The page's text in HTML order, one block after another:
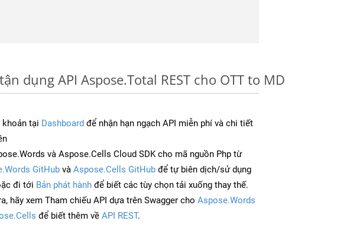
dụng API Aspose.Total REST cho OTT to MD
tại Dashboard để nhận hạn ngạch API miễn phí và chi tiết
và Aspose.Cells Cloud SDK cho mã nguồn Php từ
GitHub và Aspose.Cells GitHub để tự biên dịch/sử dụng
đi tới Bản phát hành để biết các tùy chọn tải xuống thay thế.
hãy xem Tham chiếu API dựa trên Swagger cho Aspose.Words
để biết thêm về API REST.